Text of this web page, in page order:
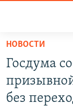
доступа
основному
ПОДКАСТЫ
АВТОРСКИЕ
НОВОСТИ
Госдума
без